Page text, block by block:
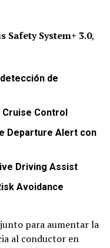
Safety System+ 3.0,
de
Cruise Control
Departure Alert con
Driving Assist
Avoidance
para aumentar la
al conductor en